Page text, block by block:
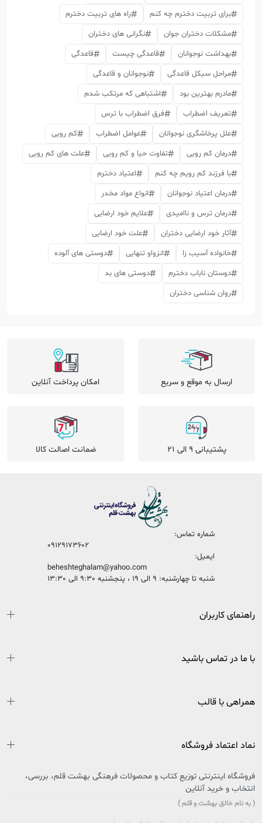
برای تربیت دخترم چه کنم
راه های تربیت دخترم
مشکلات دختران جوان
نگرانی های دختران
بهداشت نوجوانان
قاعدگی چیست
قاعدگی
مراحل سیکل قاعدگی
نوجوانان و قاعدگی
مادرم بهترین بود
اشتباهی که مرتکب شدم
تعریف اضطراب
فرق اضطراب با ترس
علل پرخاشگری نوجوانان
عوامل اضطراب
کم رویی
درمان کم رویی
تفاوت حیا و کم رویی
علت های کم رویی
با فرزند کم رویم چه کنم
اعتیاد دخترم
درمان اعتیاد نوجوانان
انواع مواد مخدر
درمان ترس و ناامیدی
علایم خود ارضایی
آثار خود ارضایی دختران
علت خود ارضایی
خانواده آسیب زا
انزواو تنهایی
دوستی های آلوده
دوستان ناباب دخترم
دوستی های بد
روان شناسی دختران
ارسال به موقع و سریع امکان پرداخت آنلاین
پشتیبانی 9 الی 21 ضمانت اصالت کالا
شماره تماس:
09129173602
ایمیل:
beheshteghalam@yahoo.com
شنبه تا چهارشنبه: 9 الی 19 ، پنجشنبه 9:30 الی 13:30
راهنمای کاربران
با ما در تماس باشید
همراهی با قالب
نماد اعتماد فروشگاه
فروشگاه اینترنتی توزیع کتاب و محصولات فرهنگی بهشت قلم، بررسی،
انتخاب و خرید آنلاین
( به نام خالق بهشت و قلم )